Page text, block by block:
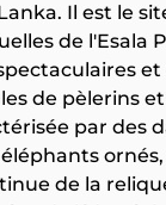
Il est le
de l'Esala
et
de pèlerins
par des
de la